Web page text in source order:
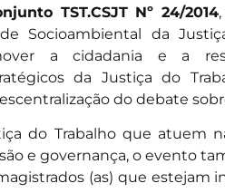
TST.CSJT Nº 24/2014
Socioambiental da
a cidadania e a
da Justiça do
do debate
do Trabalho que atuem
e governança, o evento
(as) que estejam